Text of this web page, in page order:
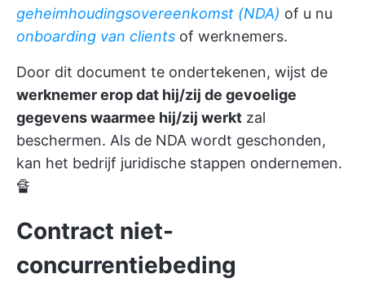
geheimhoudingsovereenkomst (NDA) of u nu
onboarding van clients of werknemers.
Door dit document te ondertekenen, wijst de
werknemer erop dat hij/zij de gevoelige
gegevens waarmee hij/zij werkt zal
beschermen. Als de NDA wordt geschonden,
kan het bedrijf juridische stappen ondernemen.
🔏
Contract niet-
concurrentiebeding